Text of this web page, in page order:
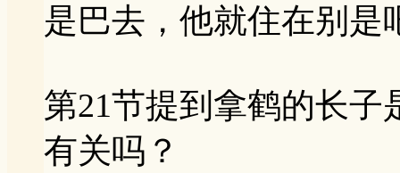
是巴去，他就住在别是
第21节提到拿鹤的长
有关吗？